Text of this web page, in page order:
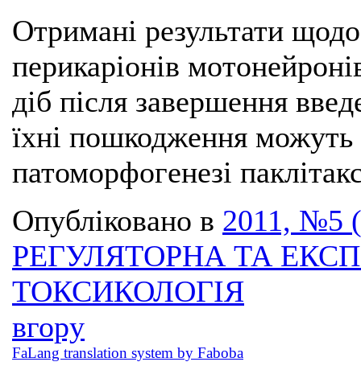
Отримані результати
перикаріонів
діб після завершення
їхні пошкодження можуть
патоморфогенезі
Опубліковано в 2011, №5
РЕГУЛЯТОРНА ТА
ТОКСИКОЛОГІЯ
вгору
FaLang translation system by Faboba